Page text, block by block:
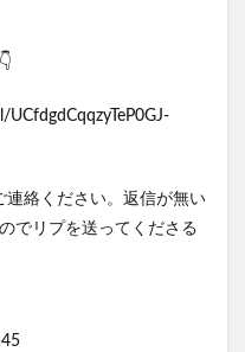
絡ください。返信が無い
でリプを送ってくださる